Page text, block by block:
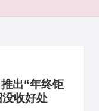
出“年终钜
收好处